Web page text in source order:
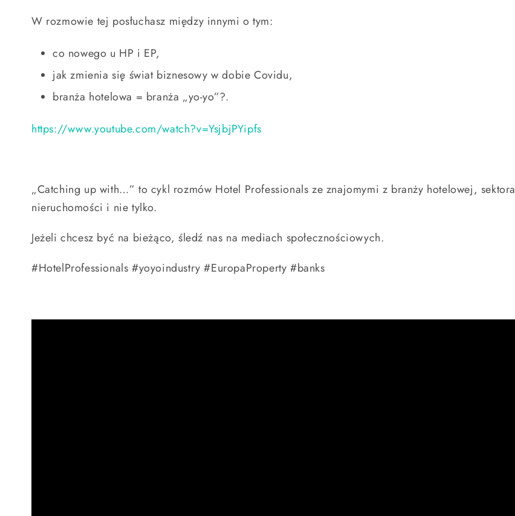
W rozmowie tej posłuchasz między innymi o tym:
co nowego u HP i EP,
jak zmienia się świat biznesowy w dobie Covidu,
branża hotelowa = branża „yo-yo”?.
https://www.youtube.com/watch?v=YsjbjPYipfs
„Catching up with…” to cykl rozmów Hotel Professionals ze znajomymi z branży hotelowej, sektora
nieruchomości i nie tylko.
Jeżeli chcesz być na bieżąco, śledź nas na mediach społecznościowych.
#HotelProfessionals #yoyoindustry #EuropaProperty #banks